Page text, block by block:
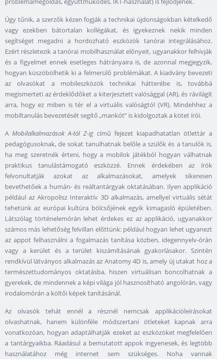
Úgy tűnik, a szerzők kézen fogják a technikai újdonságokban kételkedő
vagy ezekben bátortalan kollégákat, és igyekeznek nekik minden
segítséget megadni a hordozható eszközök tanórai integrálásához.
Ezért részletezik a tanórai mobilhasználat előnyeit, ugyanakkor felhívják
és a figyelmet ennek esetleges hátrányaira is, de azonnal megjegyzik,
hogyan küszöbölhetik ki a felmerülő problémákat. A kiadvány bevezeti
az olvasókat a mobileszközök technikai hátterébe is, továbbá
megismerteti az érdeklődőket a kiterjesztett valósággal (AR), és rávilágít
arra, hogy ez miben is tér el a virtuális valóságtól (VR). Mindehhez a
mobiltanulás bevezetését segítő „mankót” is kidolgoztak a kötet írói.
A Mobilalkalmazások A-tól Z-ig című fejezet kiapadhatatlan ötlettár a
pedagógusoknak, de sokat tanulhatnak belőle a szülők és a tanulók is,
ha meg szeretnék érteni, hogy a mobilok játékból hogyan válhatnak
praktikus tanulástámogató eszközzé. Ennek érdekében az írók
felvonultatják azokat az alkalmazásokat, amelyek sikeresen
bevethetőek a humán- és reáltantárgyak oktatásában. Ilyen applikáció
például az Akropolisz Interaktív 3D alkalmazás, amellyel virtuális sétát
tehetünk az európai kultúra bölcsőjének egyik kimagasló épületében.
Látszólag történelemórán lehet érdekes ez az applikáció, ugyanakkor
számos más lehetőség felvillan előttünk: például hogyan lehet ugyanezt
az appot felhasználni a fogalmazás tanítása közben, idegennyelv-órán
vagy a kerület és a terület kiszámításának gyakorlásakor. Szintén
rendkívül látványos alkalmazás az Anatomy 4D is, amely új utakat hoz a
természettudományos oktatásba, hiszen virtuálisan boncolhatnak a
gyerekek, de mindennek a képi világa jól hasznosítható angolórán, vagy
irodalomórán a költői képek tanításánál.
Az olvasók tehát ennél a résznél nemcsak applikációleírásokat
olvashatnak, hanem különféle módszertani ötleteket kapnak arra
vonatkozóan, hogyan adaptálhatják ezeket az eszközöket megfelelően
a tantárgyaikba. Ráadásul a bemutatott appok ingyenesek, és legtöbb
használatához még internet sem szükséges. Noha vannak